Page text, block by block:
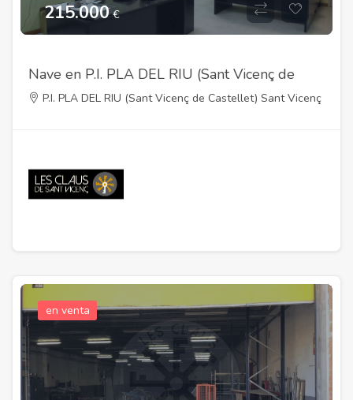
215.000€
Nave en P.I. PLA DEL RIU (Sant Vicenç de
Castellet)
P.I. PLA DEL RIU (Sant Vicenç de Castellet) Sant Vicenç
en venta